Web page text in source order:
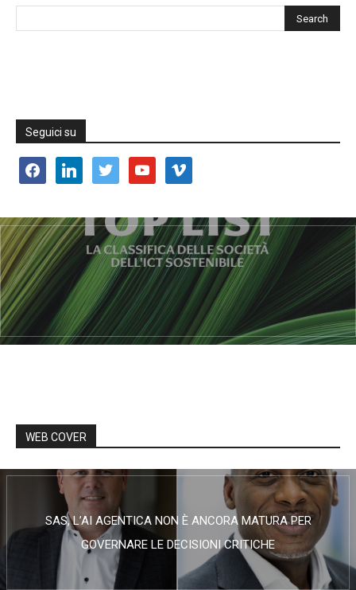
Seguici su
facebooklinkedin twitter youtube vimeo
WEB COVER
SAS, L’AI AGENTICA NON È ANCORA MATURA PER
GOVERNARE LE DECISIONI CRITICHE